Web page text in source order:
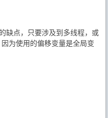
缺点，只要涉及到多线程，或
为使用的偏移变量是全局变